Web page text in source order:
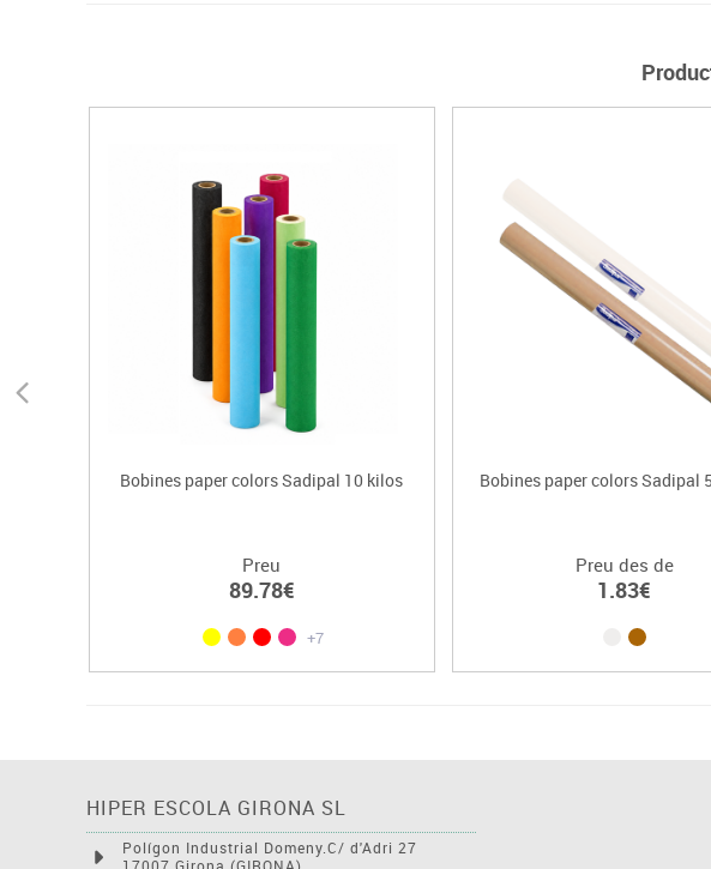
Bobines paper colors Sadipal 10 kilos
Preu
89.78€
+7
Bobines paper colors Sadipal
Preu des de
1.83€
HIPER ESCOLA GIRONA SL
Polígon Industrial Domeny.C/ d'Adri 27
17007 Girona (GIRONA)